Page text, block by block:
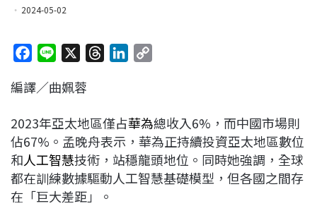
2024-05-02
c
b
o
o
k
n
a
d
s
e
d
I
n
L
i
n
k
編譯／曲姵蓉
2023年亞太地區僅占華為總收入6%，而中國市場則
佔67%。孟晚舟表示，華為正持續投資亞太地區數位
和人工智慧技術，站穩龍頭地位。同時她強調，全球
都在訓練數據驅動人工智慧基礎模型，但各國之間存
在「巨大差距」。